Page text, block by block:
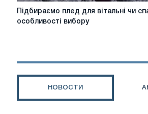
Підбираємо
плед
спальні:
Підбираємо плед для вітальні чи
особливості вибору
НОВОСТИ